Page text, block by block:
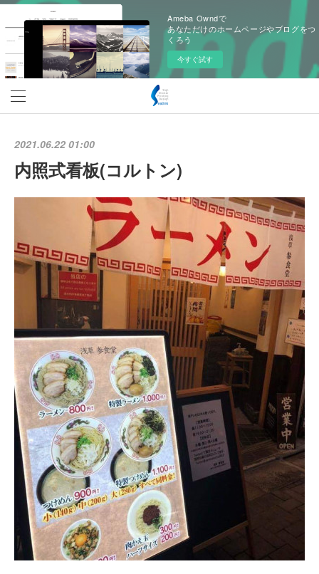
Ameba Owndで
あなただけのホームページやブログをつ
くろう
今すぐ試す
2021.06.22 01:00
内照式看板(コルトン)